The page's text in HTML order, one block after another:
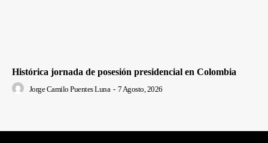
Histórica jornada de posesión presidencial en Colombia
Jorge Camilo Puentes Luna - 7 Agosto, 2026